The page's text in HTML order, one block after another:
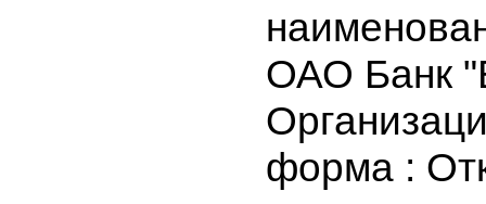
Полное и
ОАО Банк